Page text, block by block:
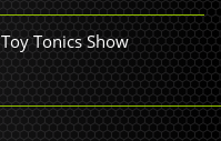
Toy Tonics Show